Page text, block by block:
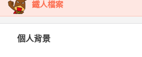
鐵人檔案
個人背景